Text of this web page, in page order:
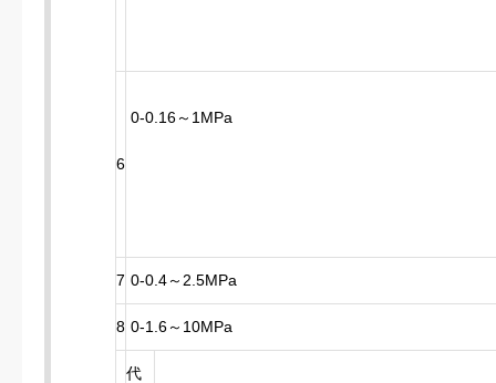
6
0-0.16～1MPa
7 0-0.4～2.5MPa
8 0-1.6～10MPa
代